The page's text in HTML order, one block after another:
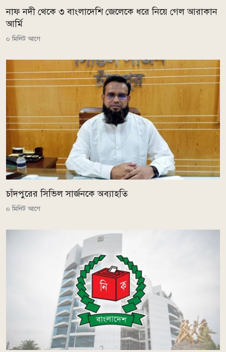
নাফ নদী থেকে ৩ বাংলাদেশি জেলেকে ধরে নিয়ে গেল আরাকান
আর্মি
০ মিনিট আগে
চাঁদপুরের সিভিল সার্জনকে অব্যাহতি
০ মিনিট আগে